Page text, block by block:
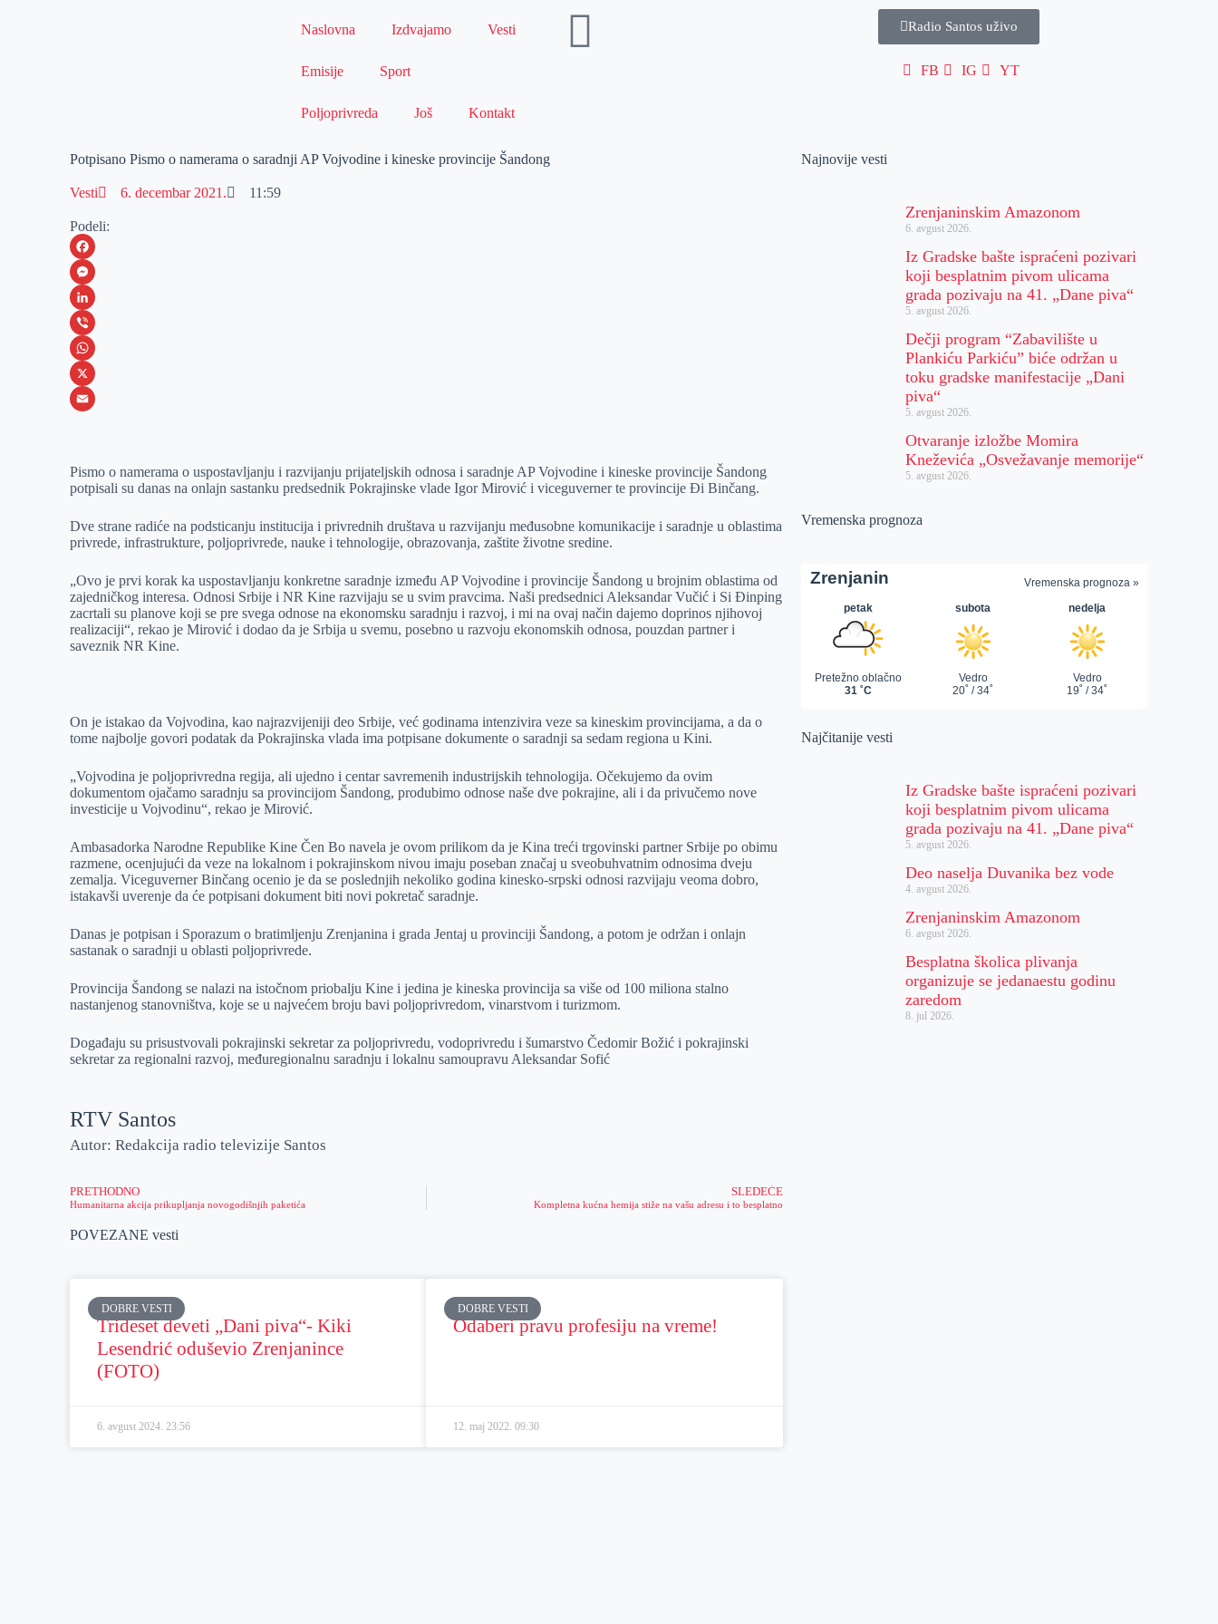
Naslovna Izdvajamo Vesti
Emisije Sport
Poljoprivreda Još Kontakt
Radio Santos uživo
FB IG YT
Potpisano Pismo o namerama o saradnji AP Vojvodine i kineske provincije Šandong
Vesti 6. decembar 2021. 11:59
Podeli:
F
a
c
e
b
o
M
e
s
s
e
e
r
L
i
n
k
I
n
V
i
b
W
h
s
A
p
p
X
a
i
l
Pismo o namerama o uspostavljanju i razvijanju prijateljskih odnosa i saradnje AP Vojvodine i kineske provincije Šandong
potpisali su danas na onlajn sastanku predsednik Pokrajinske vlade Igor Mirović i viceguverner te provincije Đi Binčang.
Dve strane radiće na podsticanju institucija i privrednih društava u razvijanju međusobne komunikacije i saradnje u oblastima
privrede, infrastrukture, poljoprivrede, nauke i tehnologije, obrazovanja, zaštite životne sredine.
„Ovo je prvi korak ka uspostavljanju konkretne saradnje između AP Vojvodine i provincije Šandong u brojnim oblastima od
zajedničkog interesa. Odnosi Srbije i NR Kine razvijaju se u svim pravcima. Naši predsednici Aleksandar Vučić i Si Đinping
zacrtali su planove koji se pre svega odnose na ekonomsku saradnju i razvoj, i mi na ovaj način dajemo doprinos njihovoj
realizaciji“, rekao je Mirović i dodao da je Srbija u svemu, posebno u razvoju ekonomskih odnosa, pouzdan partner i
saveznik NR Kine.
On je istakao da Vojvodina, kao najrazvijeniji deo Srbije, već godinama intenzivira veze sa kineskim provincijama, a da o
tome najbolje govori podatak da Pokrajinska vlada ima potpisane dokumente o saradnji sa sedam regiona u Kini.
„Vojvodina je poljoprivredna regija, ali ujedno i centar savremenih industrijskih tehnologija. Očekujemo da ovim
dokumentom ojačamo saradnju sa provincijom Šandong, produbimo odnose naše dve pokrajine, ali i da privučemo nove
investicije u Vojvodinu“, rekao je Mirović.
Ambasadorka Narodne Republike Kine Čen Bo navela je ovom prilikom da je Kina treći trgovinski partner Srbije po obimu
razmene, ocenjujući da veze na lokalnom i pokrajinskom nivou imaju poseban značaj u sveobuhvatnim odnosima dveju
zemalja. Viceguverner Binčang ocenio je da se poslednjih nekoliko godina kinesko-srpski odnosi razvijaju veoma dobro,
istakavši uverenje da će potpisani dokument biti novi pokretač saradnje.
Danas je potpisan i Sporazum o bratimljenju Zrenjanina i grada Jentaj u provinciji Šandong, a potom je održan i onlajn
sastanak o saradnji u oblasti poljoprivrede.
Provincija Šandong se nalazi na istočnom priobalju Kine i jedina je kineska provincija sa više od 100 miliona stalno
nastanjenog stanovništva, koje se u najvećem broju bavi poljoprivredom, vinarstvom i turizmom.
Događaju su prisustvovali pokrajinski sekretar za poljoprivredu, vodoprivredu i šumarstvo Čedomir Božić i pokrajinski
sekretar za regionalni razvoj, međuregionalnu saradnju i lokalnu samoupravu Aleksandar Sofić
RTV Santos
Autor: Redakcija radio televizije Santos
PRETHODNO
Humanitarna akcija prikupljanja novogodišnjih paketića
SLEDEĆE
Kompletna kućna hemija stiže na vašu adresu i to besplatno
POVEZANE vesti
DOBRE VESTI
Trideset deveti „Dani piva“- Kiki
Lesendrić oduševio Zrenjanince
(FOTO)
6. avgust 2024. 23:56
DOBRE VESTI
Odaberi pravu profesiju na vreme!
12. maj 2022.09:30
Najnovije vesti
Zrenjaninskim Amazonom
6. avgust 2026.
Iz Gradske bašte ispraćeni pozivari
koji besplatnim pivom ulicama
grada pozivaju na 41. „Dane piva“
5. avgust 2026.
Dečji program “Zabavilište u
Plankiću Parkiću” biće održan u
toku gradske manifestacije „Dani
piva“
5. avgust 2026.
Otvaranje izložbe Momira
Kneževića „Osvežavanje memorije“
5. avgust 2026.
Vremenska prognoza
Najčitanije vesti
Iz Gradske bašte ispraćeni pozivari
koji besplatnim pivom ulicama
grada pozivaju na 41. „Dane piva“
5. avgust 2026.
Deo naselja Duvanika bez vode
4. avgust 2026.
Zrenjaninskim Amazonom
6. avgust 2026.
Besplatna školica plivanja
organizuje se jedanaestu godinu
zaredom
8. jul 2026.